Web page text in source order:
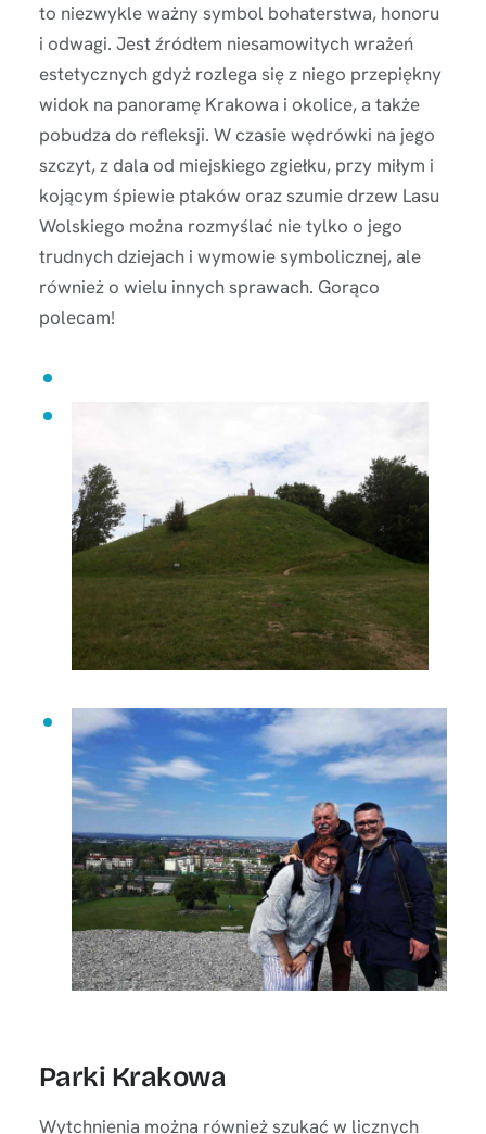
to niezwykle ważny symbol bohaterstwa, honoru
i odwagi. Jest źródłem niesamowitych wrażeń
estetycznych gdyż rozlega się z niego przepiękny
widok na panoramę Krakowa i okolice, a także
pobudza do refleksji. W czasie wędrówki na jego
szczyt, z dala od miejskiego zgiełku, przy miłym i
kojącym śpiewie ptaków oraz szumie drzew Lasu
Wolskiego można rozmyślać nie tylko o jego
trudnych dziejach i wymowie symbolicznej, ale
również o wielu innych sprawach. Gorąco
polecam!
Parki Krakowa
Wytchnienia można również szukać w licznych